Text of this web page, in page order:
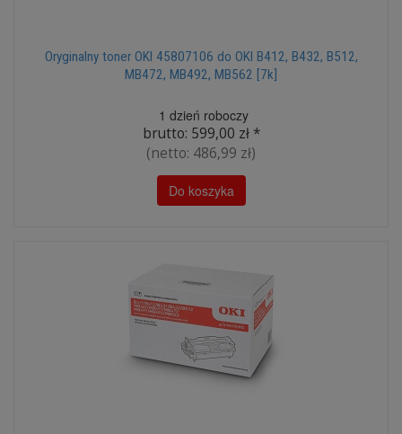
Oryginalny toner OKI 45807106 do OKI B412, B432, B512,
MB472, MB492, MB562 [7k]
1 dzień roboczy
brutto: 599,00 zł*
(netto: 486,99 zł)
Do koszyka